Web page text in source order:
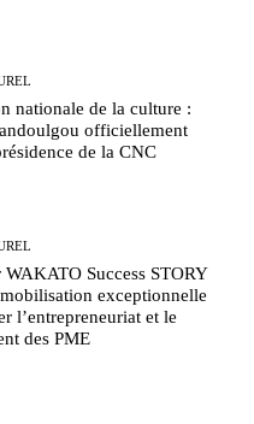
nationale de la culture :
officiellement
de la CNC
WAKATO Success STORY
exceptionnelle
l’entrepreneuriat et le
des PME